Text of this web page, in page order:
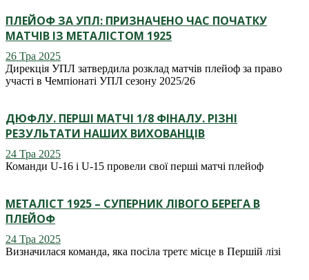
ПЛЕЙОФ ЗА УПЛ: ПРИЗНАЧЕНО ЧАС ПОЧАТКУ
МАТЧІВ ІЗ МЕТАЛІСТОМ 1925
26 Тра 2025
Дирекція УПЛ затвердила розклад матчів плейоф за право
участі в Чемпіонаті УПЛ сезону 2025/26
ДЮФЛУ. ПЕРШІ МАТЧІ 1/8 ФІНАЛУ. РІЗНІ
РЕЗУЛЬТАТИ НАШИХ ВИХОВАНЦІВ
24 Тра 2025
Команди U-16 і U-15 провели свої перші матчі плейоф
МЕТАЛІСТ 1925 – СУПЕРНИК ЛІВОГО БЕРЕГА В
ПЛЕЙОФ
24 Тра 2025
Визначилася команда, яка посіла третє місце в Першій лізі